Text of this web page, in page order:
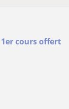
1er cours offert